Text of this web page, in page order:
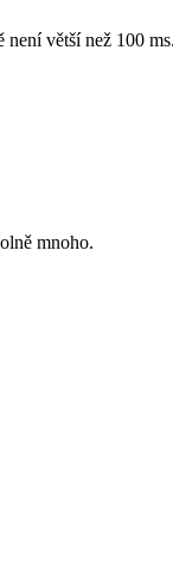
větší než 100 ms.
mnoho.